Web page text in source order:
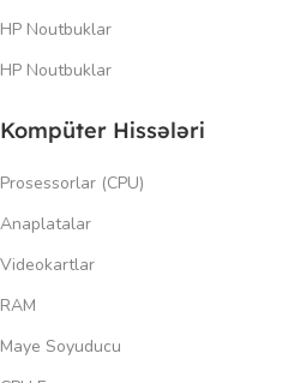
HP Noutbuklar
HP Noutbuklar
Kompüter Hissələri
Prosessorlar (CPU)
Anaplatalar
Videokartlar
RAM
Maye Soyuducu